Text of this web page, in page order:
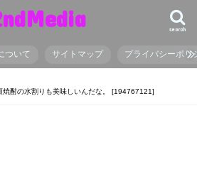
search
ついて サイトマップ プライバシーポリ
焼酎の水割りも美味しいんだな。 [194767121]